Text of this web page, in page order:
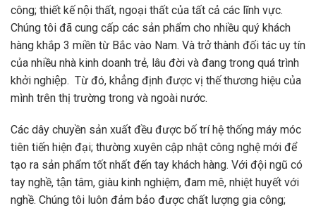
công; thiết kế nội thất, ngoại thất của tất cả các lĩnh vực.
Chúng tôi đã cung cấp các sản phẩm cho nhiều quý khách
hàng khắp 3 miền từ Bắc vào Nam. Và trở thành đối tác uy tín
của nhiều nhà kinh doanh trẻ, lâu đời và đang trong quá trình
khởi nghiệp. Từ đó, khẳng định được vị thế thương hiệu của
mình trên thị trường trong và ngoài nước.
Các dây chuyền sản xuất đều được bố trí hệ thống máy móc
tiên tiến hiện đại; thường xuyên cập nhật công nghệ mới để
tạo ra sản phẩm tốt nhất đến tay khách hàng. Với đội ngũ có
tay nghề, tận tâm, giàu kinh nghiệm, đam mê, nhiệt huyết với
nghề. Chúng tôi luôn đảm bảo được chất lượng gia công;